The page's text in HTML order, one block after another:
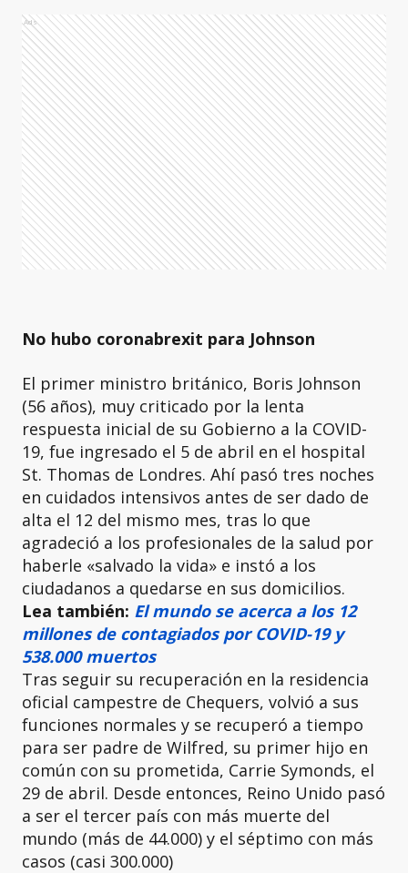
Ads
No hubo coronabrexit para Johnson
El primer ministro británico, Boris Johnson
(56 años), muy criticado por la lenta
respuesta inicial de su Gobierno a la COVID-
19, fue ingresado el 5 de abril en el hospital
St. Thomas de Londres. Ahí pasó tres noches
en cuidados intensivos antes de ser dado de
alta el 12 del mismo mes, tras lo que
agradeció a los profesionales de la salud por
haberle «salvado la vida» e instó a los
ciudadanos a quedarse en sus domicilios.
Lea también: El mundo se acerca a los 12
millones de contagiados por COVID-19 y
538.000 muertos
Tras seguir su recuperación en la residencia
oficial campestre de Chequers, volvió a sus
funciones normales y se recuperó a tiempo
para ser padre de Wilfred, su primer hijo en
común con su prometida, Carrie Symonds, el
29 de abril. Desde entonces, Reino Unido pasó
a ser el tercer país con más muerte del
mundo (más de 44.000) y el séptimo con más
casos (casi 300.000)